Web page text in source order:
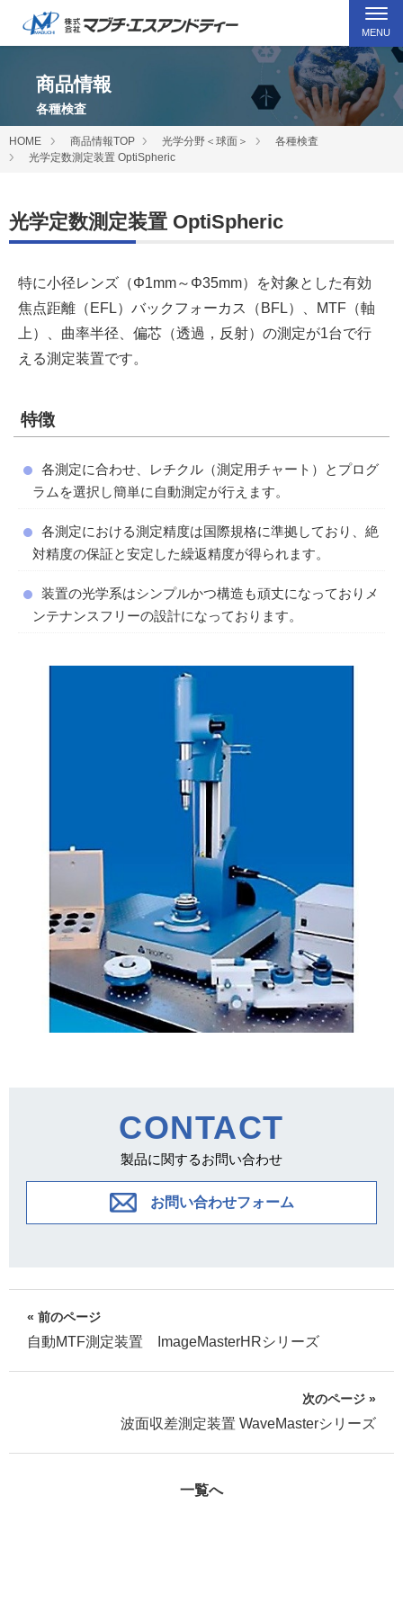
MENU
商品情報
各種検査
HOME 商品情報TOP 光学分野＜球面＞
各種検査
光学定数測定装置 OptiSpheric
光学定数測定装置 OptiSpheric
特に小径レンズ（Φ1mm～Φ35mm）を対象とした有効
焦点距離（EFL）バックフォーカス（BFL）、MTF（軸
上）、曲率半径、偏芯（透過，反射）の測定が1台で行
える測定装置です。
特徴
各測定に合わせ、レチクル（測定用チャート）とプログ
ラムを選択し簡単に自動測定が行えます。
各測定における測定精度は国際規格に準拠しており、絶
対精度の保証と安定した繰返精度が得られます。
装置の光学系はシンプルかつ構造も頑丈になっておりメ
ンテナンスフリーの設計になっております。
CONTACT
製品に関するお問い合わせ
お問い合わせフォーム
« 前のページ
自動MTF測定装置 ImageMasterHRシリーズ
次のページ »
波面収差測定装置 WaveMasterシリーズ
一覧へ